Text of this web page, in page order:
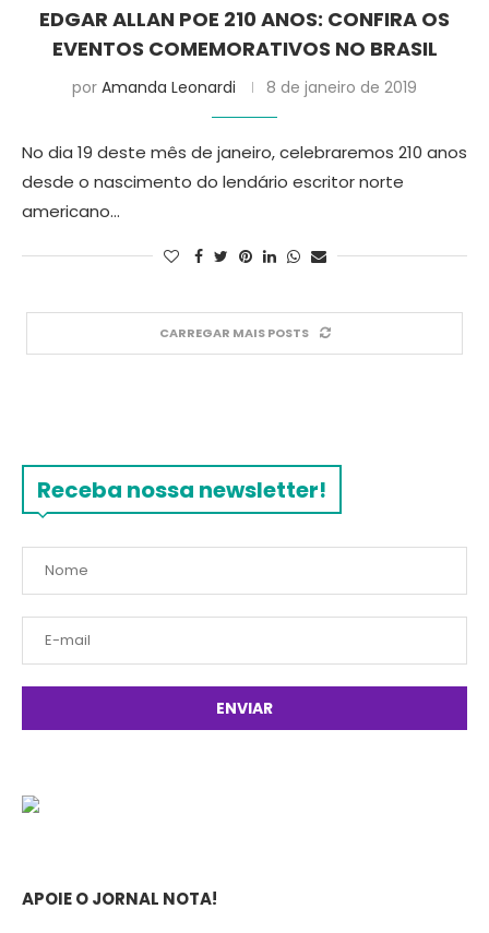
EDGAR ALLAN POE 210 ANOS: CONFIRA OS
EVENTOS COMEMORATIVOS NO BRASIL
por Amanda Leonardi 8 de janeiro de 2019
No dia 19 deste mês de janeiro, celebraremos 210 anos
desde o nascimento do lendário escritor norte
americano…
CARREGAR MAIS POSTS
Receba nossa newsletter!
APOIE O JORNAL NOTA!